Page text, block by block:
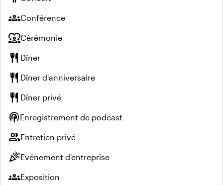
groupsConférence
diversity_1Cérémonie
restaurant Dîner
restaurant Dîner d'anniversaire
restaurant Dîner privé
podcastsEnregistrement de podcast
groupEntretien privé
celebrationEvénement d'entreprise
groupsExposition